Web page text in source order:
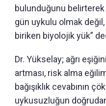
bulunduğunu belirterek
gün uykulu olmak
biriken biyolojik yük”
Dr. Yükselay; ağrı
artması, risk alma
bağışıklık cevabının
uykusuzluğun